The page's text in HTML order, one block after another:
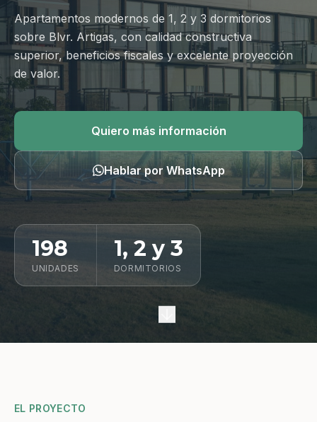
Ubicación
Contacto
Hablar por WhatsApp
Apartamentos modernos de 1, 2 y 3 dormitorios
sobre Blvr. Artigas, con calidad constructiva
superior, beneficios fiscales y excelente proyección
de valor.
Quiero más información
Hablar por WhatsApp
198
UNIDADES
1, 2 y 3
DORMITORIOS
EL PROYECTO